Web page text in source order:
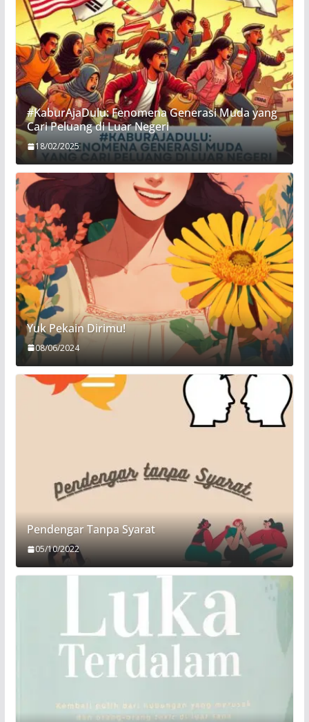
#KaburAjaDulu: Fenomena Generasi Muda yang
Cari Peluang di Luar Negeri
18/02/2025
Yuk Pekain Dirimu!
08/06/2024
Pendengar Tanpa Syarat
05/10/2022